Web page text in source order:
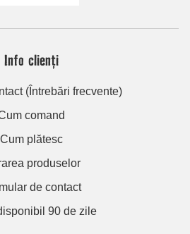
Info clienți
(Întrebări frecvente)
comand
Cum plătesc
produselor
de contact
90 de zile